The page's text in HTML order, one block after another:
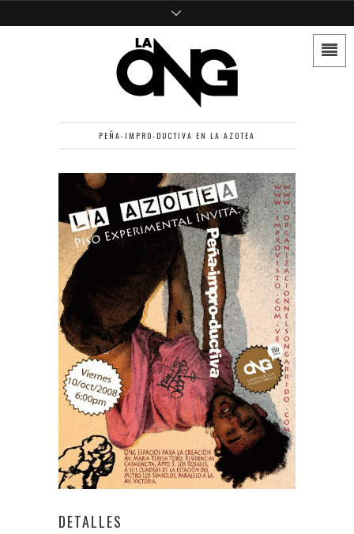
PEÑA-IMPRO-DUCTIVA EN LA AZOTEA
DETALLES